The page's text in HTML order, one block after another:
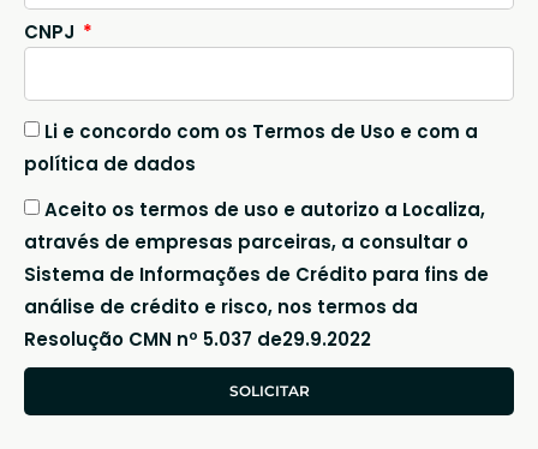
CNPJ
Li e concordo com os Termos de Uso e com a
política de dados
Aceito os termos de uso e autorizo a Localiza,
através de empresas parceiras, a consultar o
Sistema de Informações de Crédito para fins de
análise de crédito e risco, nos termos da
Resolução CMN nº 5.037 de29.9.2022
SOLICITAR